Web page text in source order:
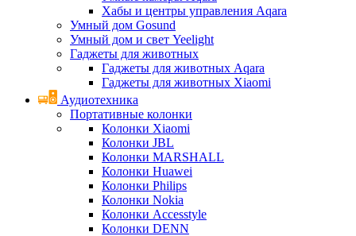
Хабы и центры управления Aqara
Умный дом Gosund
Умный дом и свет Yeelight
Гаджеты для животных
Гаджеты для животных Aqara
Гаджеты для животных Xiaomi
Аудиотехника
Портативные колонки
Колонки Xiaomi
Колонки JBL
Колонки MARSHALL
Колонки Huawei
Колонки Philips
Колонки Nokia
Колонки Accesstyle
Колонки DENN